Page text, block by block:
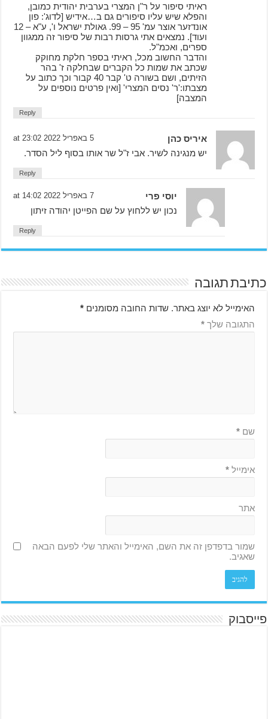
ראיתי סיפור על ר"ן המצרי בערבית יהודית כמובן,
והפלא שיש עליו סיפורים גם ב…אידיש [לדוג': פון
אונדזער אוצר עמ' 95 – 99. גאולת ישראל ו', ע"א – 12
ועוד]. נמצאים אתי גרסות רבות של סיפור זה ממגוון
ספרים, ואכמ"ל.
והדבר החשוב מכל, ראיתי בספר חלקת מחוקק
שכתב את שמות כל הקברים שבחלקה ז' בהר
הזיתים, ושם בשורה ט' קבר 40 קבור וכך כתוב על
מצבתו:'ר' נסים המצרי' [ואין פרטים נוספים על
המצבה]
Reply
איריס כהן 5 באפריל 2022 at 23:02
יש מנגינה לשיר. אבי ז"ל שר אותו בסוף ליל הסדר.
Reply
יוסי פרי 7 באפריל 2022 at 14:02
נכון יש ללחוץ על שם הפייטן יהודה זיתון
Reply
כתיבת תגובה
האימייל לא יוצג באתר. שדות החובה מסומנים*
התגובה שלך*
שם*
אימייל*
אתר
שמור בדפדפן זה את השם, האימייל והאתר שלי לפעם הבאה
שאגיב.
פייסבוק